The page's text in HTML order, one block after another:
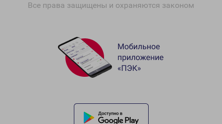
Все права защищены и охраняются законом